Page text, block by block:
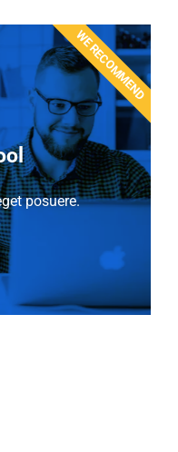
posuere.
WE RECOMMEND